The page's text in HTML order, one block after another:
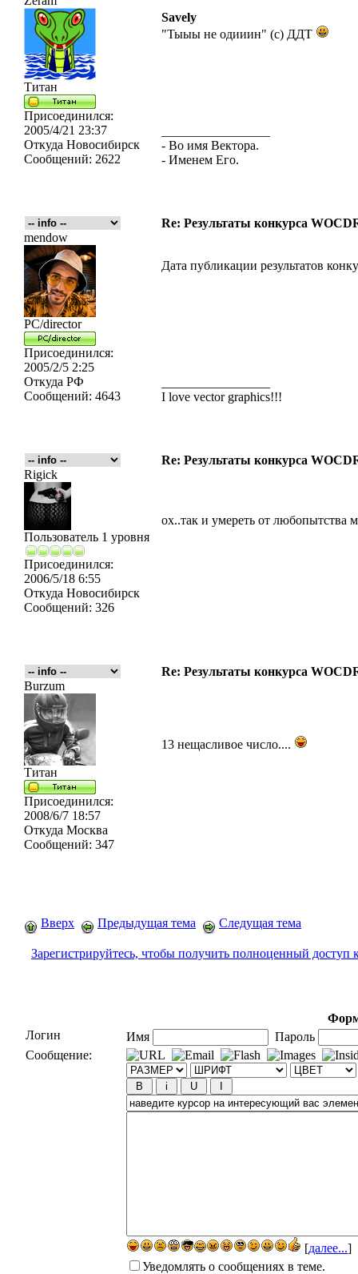
Титан
Присоединился:
2005/4/21 23:37
Откуда Новосибирск
Сообщений: 2622
Savely
"Тыыы не одииин" (с) ДДТ
- Во имя Вектора.
- Именем Его.
Re: Результаты конкурса
mendow
PC/director
Присоединился:
2005/2/5 2:25
Откуда РФ
Сообщений: 4643
Дата публикации результатов
I love vector graphics!!!
Re: Результаты конкурса
Rigick
Пользователь 1 уровня
Присоединился:
2006/5/18 6:55
Откуда Новосибирск
Сообщений: 326
ох..так и умереть от любопытства
Re: Результаты конкурса
Burzum
Титан
Присоединился:
2008/6/7 18:57
Откуда Москва
Сообщений: 347
13 нещасливое число....
Вверх Предыдущая тема Следущая тема
Зарегистрируйтесь, чтобы получить полноценный доступ
Логин
Имя
Пароль
Сообщение:
[далее...]
Уведомлять о сообщениях в теме.